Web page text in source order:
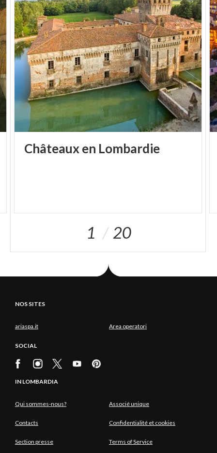
légère et parfumée présente un goût fruité
harmonique aux nuances piquantes et amères avec
des accents d'amande et de banane.
Toutes lesinformationsnécessaires à parcourir le
Cammino del Vescovadoet les offres du territoire
sont disponibles sur lesite officiel des Terre del
Vescovado.
-
COVER: TERREDELVESCOVADO.IT
Châteauxen Lombardie
1 20
NOS SITES
ariaspa.it Area operatori
SOCIAL
IN LOMBARDIA
Qui sommes-nous? Associé unique
Contacts Confidentialité et cookies
Section presse Terms of Service